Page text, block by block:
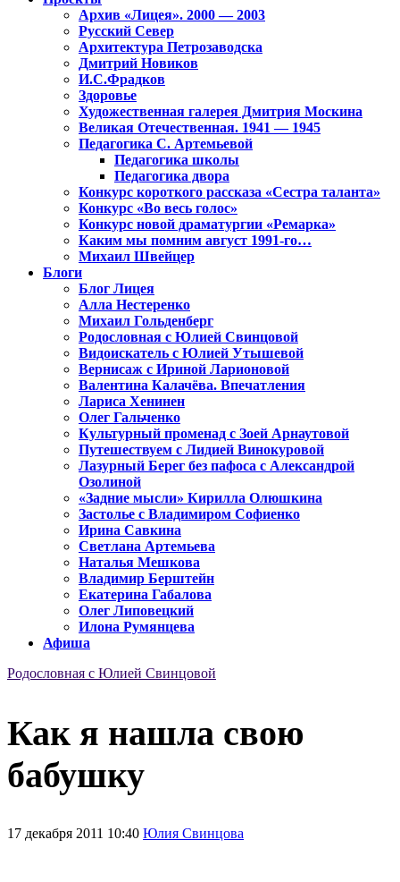
Архив «Лицея». 2000 — 2003
Русский Север
Архитектура Петрозаводска
Дмитрий Новиков
И.С.Фрадков
Здоровье
Художественная галерея Дмитрия Москина
Великая Отечественная. 1941 — 1945
Педагогика С. Артемьевой
Педагогика школы
Педагогика двора
Конкурс короткого рассказа «Сестра таланта»
Конкурс «Во весь голос»
Конкурс новой драматургии «Ремарка»
Каким мы помним август 1991-го…
Михаил Швейцер
Блоги
Блог Лицея
Алла Нестеренко
Михаил Гольденберг
Родословная с Юлией Свинцовой
Видоискатель с Юлией Утышевой
Вернисаж с Ириной Ларионовой
Валентина Калачёва. Впечатления
Лариса Хенинен
Олег Гальченко
Культурный променад с Зоей Арнаутовой
Путешествуем с Лидией Винокуровой
Лазурный Берег без пафоса с Александрой
Озолиной
«Задние мысли» Кирилла Олюшкина
Застолье с Владимиром Софиенко
Ирина Савкина
Светлана Артемьева
Наталья Мешкова
Владимир Берштейн
Екатерина Габалова
Олег Липовецкий
Илона Румянцева
Афиша
Родословная с Юлией Свинцовой
Как я нашла свою
бабушку
17 декабря 2011 10:40 Юлия Свинцова